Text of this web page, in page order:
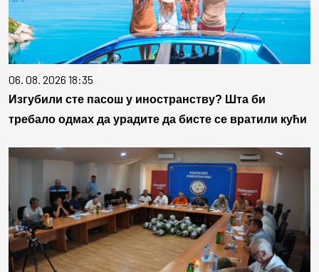
06. 08. 2026 18:35
Изгубили сте пасош у иностранству? Шта би
требало одмах да урадите да бисте се вратили кући